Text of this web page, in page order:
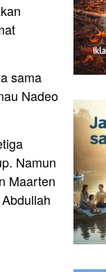
sama
Nadeo
Namun
Maarten